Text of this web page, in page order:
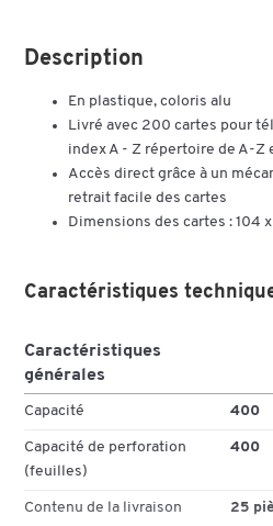
Description
En plastique, coloris alu
Livré avec 200 cartes pour
index A - Z répertoire de A-Z
Accès direct grâce à un
retrait facile des cartes
Dimensions des cartes : 104
Caractéristiques
Caractéristiques
générales
Capacité 400
Capacité de perforation
(feuilles)
400
Contenu de la livraison
25